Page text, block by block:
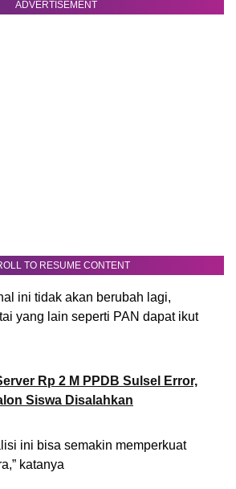
ADVERTISEMENT
TO RESUME CONTENT
ini tidak akan berubah lagi,
yang lain seperti PAN dapat ikut
Rp 2 M PPDB Sulsel Error,
Siswa Disalahkan
ini bisa semakin memperkuat
katanya